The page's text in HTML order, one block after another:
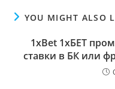
YOU MIGHT ALSO
1xBet 1хБЕТ
ставки в БК или